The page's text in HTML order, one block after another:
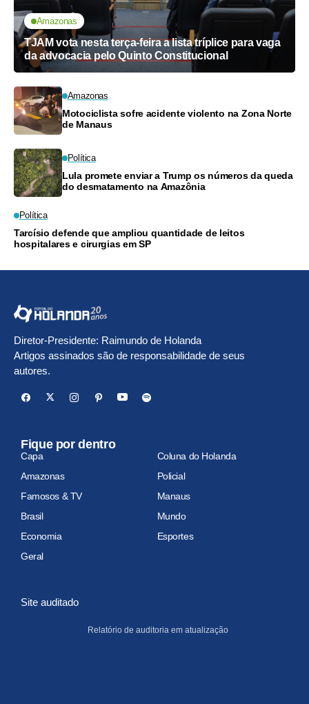
Amazonas
TJAM vota nesta terça-feira a lista tríplice para vaga
da advocacia pelo Quinto Constitucional
Amazonas
Motociclista sofre acidente violento na Zona Norte
de Manaus
Política
Lula promete enviar a Trump os números da queda
do desmatamento na Amazônia
Política
Tarcísio defende que ampliou quantidade de leitos
hospitalares e cirurgias em SP
Diretor-Presidente: Raimundo de Holanda
Artigos assinados são de responsabilidade de seus
autores.
Fique por dentro
Capa
Coluna do Holanda
Amazonas
Policial
Famosos & TV
Manaus
Brasil
Mundo
Economia
Esportes
Geral
Site auditado
Relatório de auditoria em atualização